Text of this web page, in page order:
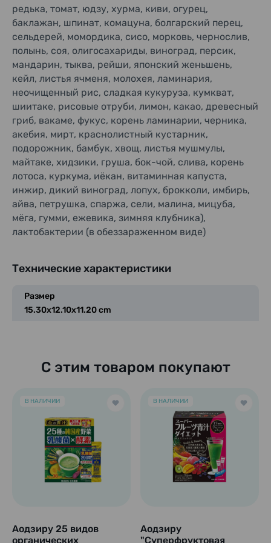
редька, томат, юдзу, хурма, киви, огурец,
баклажан, шпинат, комацуна, болгарский перец,
сельдерей, момордика, сисо, морковь, чернослив,
полынь, соя, олигосахариды, виноград, персик,
мандарин, тыква, рейши, японский женьшень,
кейл, листья ячменя, молохея, ламинария,
неочищенный рис, сладкая кукуруза, кумкват,
шиитаке, рисовые отруби, лимон, какао, древесный
гриб, вакаме, фукус, корень ламинарии, черника,
акебия, мирт, краснолистный кустарник,
подорожник, бамбук, хвощ, листья мушмулы,
майтаке, хидзики, груша, бок-чой, слива, корень
лотоса, куркума, иёкан, витаминная капуста,
инжир, дикий виноград, лопух, брокколи, имбирь,
айва, петрушка, спаржа, сели, малина, мицуба,
мёга, гумми, ежевика, зимняя клубника),
лактобактерии (в обеззараженном виде)
Технические характеристики
Размер
15.30x12.10x11.20 cm
С этим товаром покупают
В НАЛИЧИИ
Аодзиру 25 видов
органических
В НАЛИЧИИ
Аодзиру
"Суперфруктовая